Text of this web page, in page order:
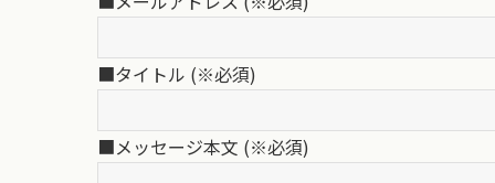
■タイトル (※必須)
■メッセージ本文 (※必須)